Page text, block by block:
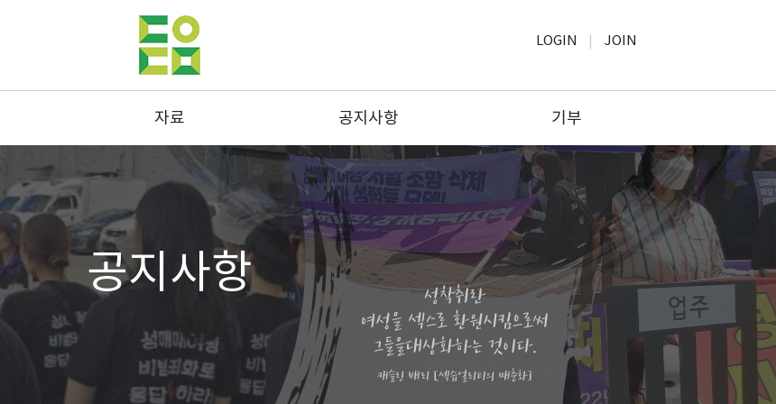
LOGIN JOIN
자료
성명 및 연명
공지사항
공지사항
결산보고
채용공고
기부
모금윤리
기부하기
공지사항